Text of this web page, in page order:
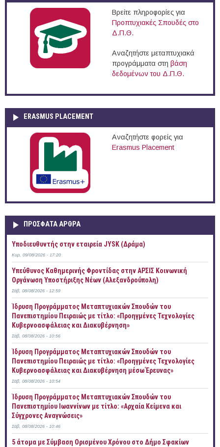
Βρείτε πληροφορίες για
Προπτυχιακές Σπουδές στο
Δ.Π.Θ.
Αναζητήστε μεταπτυχιακά
προγράμματα στη βάση
δεδομένων του Δ.Π.Θ.
ERASMUS PLACEMENT
Αναζητήστε φορείς για
Erasmus Placement
ΠΡOΣΦΑΤΑ AΡΘΡΑ
Υποδιευθυντής στην εταιρεία JYSK (Δράμα)
Κυρ, 09/08/2026 - 17:20
Yπεύθυνος Καθημερινής Φροντίδας στην ΑΡΣΙΣ Κοινωνική
Οργάνωση Υποστήριξης Νέων (Αλεξανδρούπολη)
Σάβ, 08/08/2026 - 12:59
Ίδρυση Προγράμματος Μεταπτυχιακών Σπουδών του
Πανεπιστημίου Πειραιώς με τίτλο: «Προηγμένες Τεχνολογίες
Κυβερνοασφάλειας και Διακυβέρνηση»
Σάβ, 08/08/2026 - 10:56
Ίδρυση Προγράμματος Μεταπτυχιακών Σπουδών του
Πανεπιστημίου Πειραιώς με τίτλο: «Προηγμένες Τεχνολογίες
Κυβερνοασφάλειας και Διακυβέρνηση μέσω Έρευνας»
Σάβ, 08/08/2026 - 10:54
Ίδρυση Προγράμματος Μεταπτυχιακών Σπουδών του
Πανεπιστημίου Ιωαννίνων με τίτλο: «Αρχαία Κείμενα και
Σύγχρονες Αναγνώσεις»
Σάβ, 08/08/2026 - 10:46
5 άτομα με Σύμβαση Ορισμένου Χρόνου στο Δήμο Σφακίων